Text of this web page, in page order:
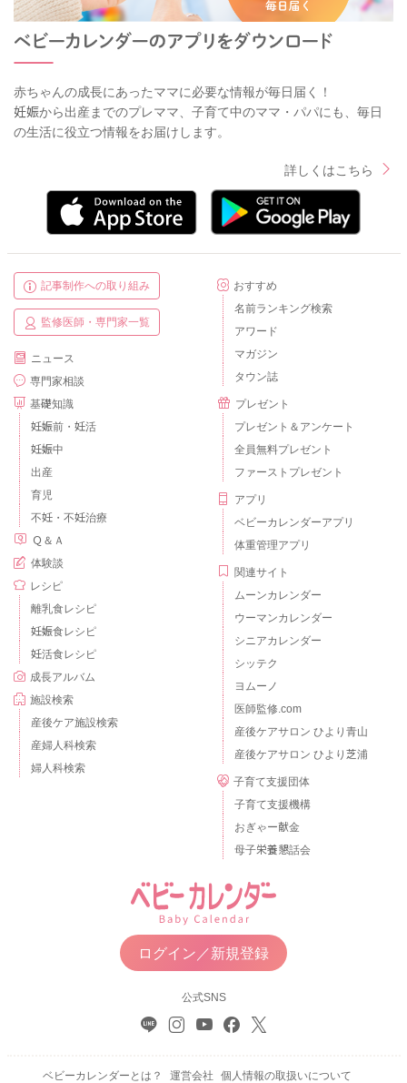
赤ちゃんの成長にあったママに必要な情報が毎日届く！
妊娠から出産までのプレママ、子育て中のママ・パパにも、毎日
の生活に役立つ情報をお届けします。
詳しくはこちら
記事制作への取り組み
監修医師・専門家一覧
ニュース
専門家相談
基礎知識
妊娠前・妊活
妊娠中
出産
育児
不妊・不妊治療
Ｑ＆Ａ
体験談
レシピ
離乳食レシピ
妊娠食レシピ
妊活食レシピ
成長アルバム
施設検索
産後ケア施設検索
産婦人科検索
婦人科検索
おすすめ
名前ランキング検索
アワード
マガジン
タウン誌
プレゼント
プレゼント＆アンケート
全員無料プレゼント
ファーストプレゼント
アプリ
ベビーカレンダーアプリ
体重管理アプリ
関連サイト
ムーンカレンダー
ウーマンカレンダー
シニアカレンダー
シッテク
ヨムーノ
医師監修.com
産後ケアサロン ひより青山
産後ケアサロン ひより芝浦
子育て支援団体
子育て支援機構
おぎゃー献金
母子栄養懇話会
ログイン／新規登録
公式SNS
ベビーカレンダーとは？ 運営会社 個人情報の取扱いについて